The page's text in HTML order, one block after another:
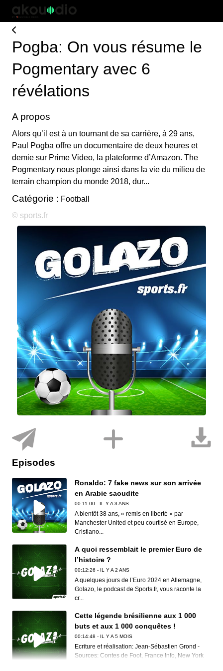
Pogba: On vous résume le
Pogmentary avec 6
révélations
A propos
Alors qu’il est à un tournant de sa carrière, à 29 ans,
Paul Pogba offre un documentaire de deux heures et
demie sur Prime Video, la plateforme d’Amazon. The
Pogmentary nous plonge ainsi dans la vie du milieu de
terrain champion du monde 2018, dur...
Catégorie : Football
© sports.fr
Episodes
Ronaldo: 7 fake news sur son arrivée
en Arabie saoudite
00:11:00 - IL Y A 3 ANS
A bientôt 38 ans, « remis en liberté » par
Manchester United et peu courtisé en Europe,
Cristiano...
A quoi ressemblait le premier Euro de
l’histoire ?
00:12:26 - IL Y A 2 ANS
A quelques jours de l’Euro 2024 en Allemagne,
Golazo, le podcast de Sports.fr, vous raconte la
cr...
Cette légende brésilienne aux 1 000
buts et aux 1 000 conquêtes !
00:14:48 - IL Y A 5 MOIS
Ecriture et réalisation: Jean-Sébastien Grond -
Sources: Contes de Foot, France Info, New York